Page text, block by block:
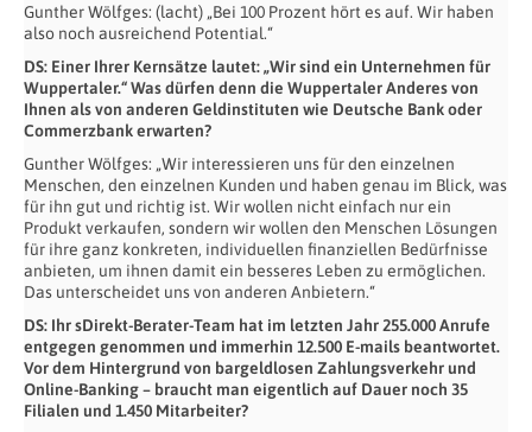
Gunther Wölfges: (lacht) „Bei 100 Prozent hört es auf. Wir haben
also noch ausreichend Potential.“
DS: Einer Ihrer Kernsätze lautet: „Wir sind ein Unternehmen für
Wuppertaler.“ Was dürfen denn die Wuppertaler Anderes von
Ihnen als von anderen Geldinstituten wie Deutsche Bank oder
Commerzbank erwarten?
Gunther Wölfges: „Wir interessieren uns für den einzelnen
Menschen, den einzelnen Kunden und haben genau im Blick, was
für ihn gut und richtig ist. Wir wollen nicht einfach nur ein
Produkt verkaufen, sondern wir wollen den Menschen Lösungen
für ihre ganz konkreten, individuellen finanziellen Bedürfnisse
anbieten, um ihnen damit ein besseres Leben zu ermöglichen.
Das unterscheidet uns von anderen Anbietern.“
DS: Ihr sDirekt-Berater-Team hat im letzten Jahr 255.000 Anrufe
entgegen genommen und immerhin 12.500 E-mails beantwortet.
Vor dem Hintergrund von bargeldlosen Zahlungsverkehr und
Online-Banking – braucht man eigentlich auf Dauer noch 35
Filialen und 1.450 Mitarbeiter?